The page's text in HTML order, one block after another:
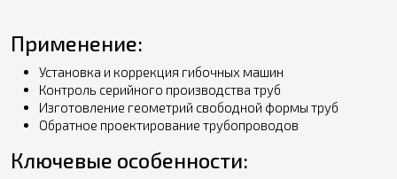
Применение:
Установка и коррекция гибочных машин
Контроль серийного производства труб
Изготовление геометрий свободной формы труб
Обратное проектирование трубопроводов
Ключевые особенности: